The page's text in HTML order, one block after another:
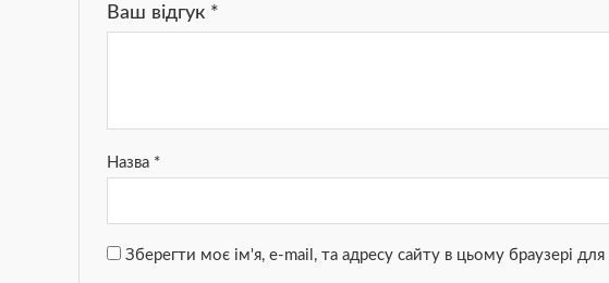
Ваш відгук *
Назва *
Зберегти моє ім'я, e-mail, та адресу сайту в цьому браузері